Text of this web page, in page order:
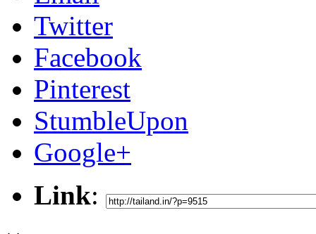
Twitter
Facebook
Pinterest
StumbleUpon
Google+
Link: